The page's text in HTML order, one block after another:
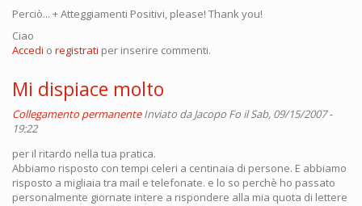
Perciò... + Atteggiamenti Positivi, please! Thank you!
Ciao
Accedi o registrati per inserire commenti.
Mi dispiace molto
Collegamento permanente Inviato daJacopo Fo il Sab, 09/15/2007 -
19:22
per il ritardo nella tua pratica.
Abbiamo risposto con tempi celeri a centinaia di persone. E abbiamo
risposto a migliaia tra mail e telefonate. e lo so perchè ho passato
personalmente giornate intere a rispondere alla mia quota di lettere